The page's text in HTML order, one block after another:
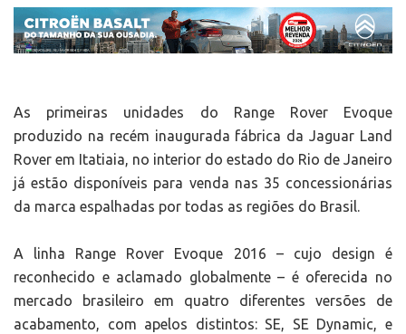
As primeiras unidades do Range Rover Evoque
produzido na recém inaugurada fábrica da Jaguar Land
Rover em Itatiaia, no interior do estado do Rio de Janeiro
já estão disponíveis para venda nas 35 concessionárias
da marca espalhadas por todas as regiões do Brasil.
A linha Range Rover Evoque 2016 – cujo design é
reconhecido e aclamado globalmente – é oferecida no
mercado brasileiro em quatro diferentes versões de
acabamento, com apelos distintos: SE, SE Dynamic, e